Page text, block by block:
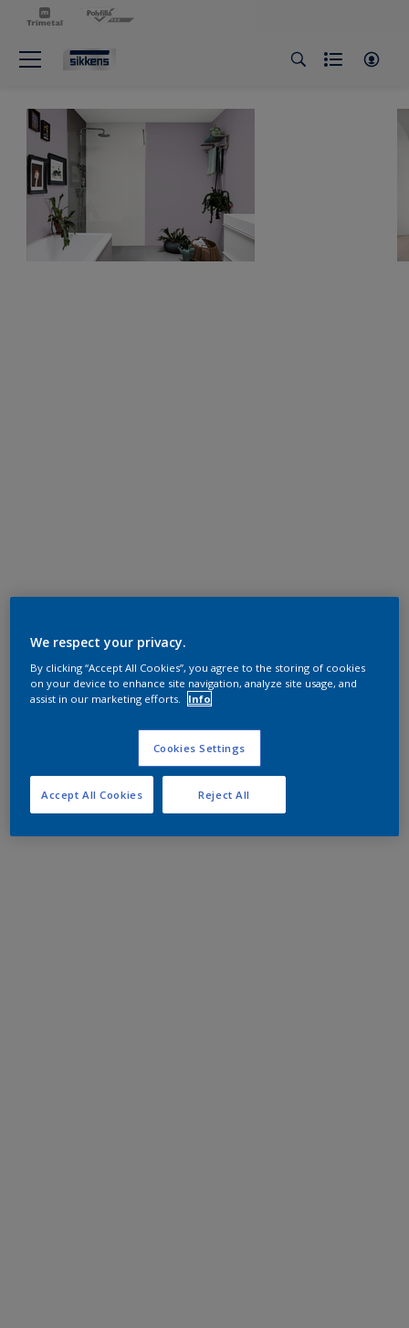
We respect your privacy.
By clicking “Accept All Cookies”, you agree to the storing of cookies
on your device to enhance site navigation, analyze site usage, and
assist in our marketing efforts.
Info
Cookies Settings
Reject All
Accept All Cookies